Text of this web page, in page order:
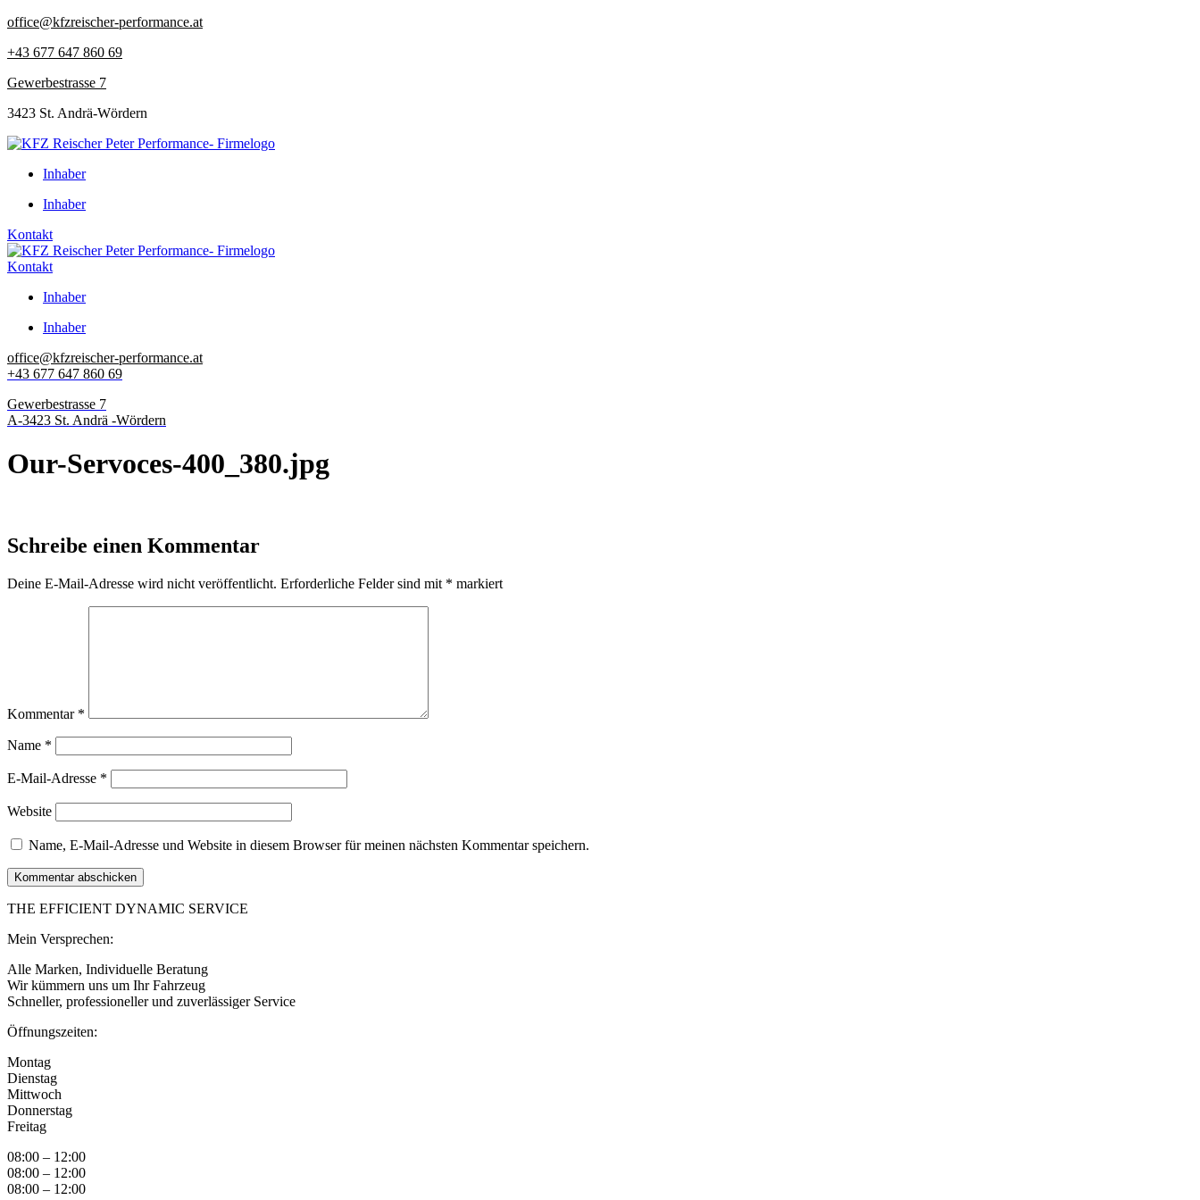
Zum
springen
office@kfzreischer-performance.at
+43 677 647 860 69
Gewerbestrasse 7
3423 St. Andrä-Wördern
Inhaber
Inhaber
Kontakt
Kontakt
Inhaber
Inhaber
office@kfzreischer-performance.at
+43 677 647 860 69
Gewerbestrasse 7
A-3423 St. Andrä -Wördern
Our-Servoces-400_380.jpg
Schreibe einen Kommentar
Deine E-Mail-Adresse wird nicht veröffentlicht. Erforderliche Felder sind mit * markiert
Kommentar *
Name *
E-Mail-Adresse *
Website
Name, E-Mail-Adresse und Website in diesem Browser für meinen nächsten Kommentar speichern.
THE EFFICIENT DYNAMIC SERVICE
Mein Versprechen:
Alle Marken, Individuelle Beratung
Wir kümmern uns um Ihr Fahrzeug
​Schneller, professioneller und zuverlässiger Service
Öffnungszeiten:
Montag
Dienstag
Mittwoch
Donnerstag
Freitag
08:00 – 12:00
08:00 – 12:00
08:00 – 12:00